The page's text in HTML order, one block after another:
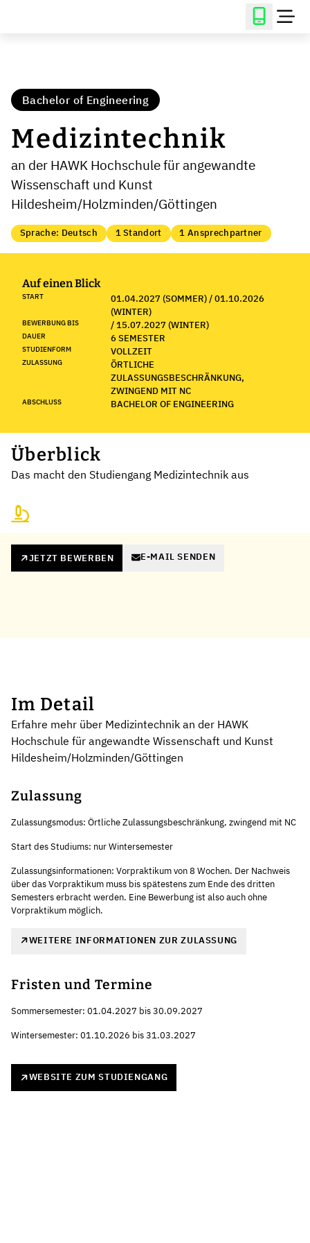
Bachelor of Engineering
Medizintechnik
an der HAWK Hochschule für angewandte
Wissenschaft und Kunst
Hildesheim/Holzminden/Göttingen
Sprache: Deutsch 1 Standort 1 Ansprechpartner
Auf einen Blick
START
01.04.2027 (SOMMER) / 01.10.2026
(WINTER)
BEWERBUNG BIS / 15.07.2027 (WINTER)
DAUER 6 SEMESTER
STUDIENFORM VOLLZEIT
ZULASSUNG
ÖRTLICHE
ZULASSUNGSBESCHRÄNKUNG,
ZWINGEND MIT NC
ABSCHLUSS BACHELOR OF ENGINEERING
Überblick
Das macht den Studiengang Medizintechnik aus
JETZT BEWERBEN E-MAIL SENDEN
Im Detail
Erfahre mehr über Medizintechnik an der HAWK
Hochschule für angewandte Wissenschaft und Kunst
Hildesheim/Holzminden/Göttingen
Zulassung
Zulassungsmodus: Örtliche Zulassungsbeschränkung, zwingend mit NC
Start des Studiums: nur Wintersemester
Zulassungsinformationen: Vorpraktikum von 8 Wochen. Der Nachweis
über das Vorpraktikum muss bis spätestens zum Ende des dritten
Semesters erbracht werden. Eine Bewerbung ist also auch ohne
Vorpraktikum möglich.
WEITERE INFORMATIONEN ZUR ZULASSUNG
Fristen und Termine
Sommersemester: 01.04.2027 bis 30.09.2027
Wintersemester: 01.10.2026 bis 31.03.2027
WEBSITE ZUM STUDIENGANG